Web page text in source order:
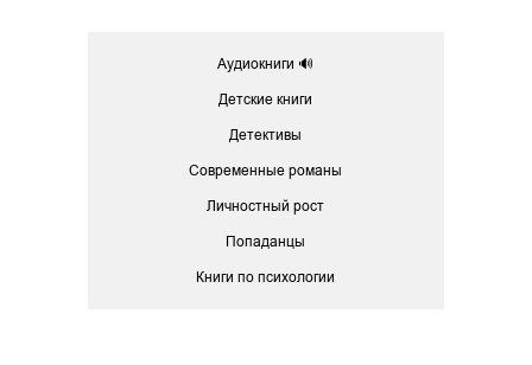
Аудиокниги 🔊
Детские книги
Детективы
Современные романы
Личностный рост
Попаданцы
Книги по психологии